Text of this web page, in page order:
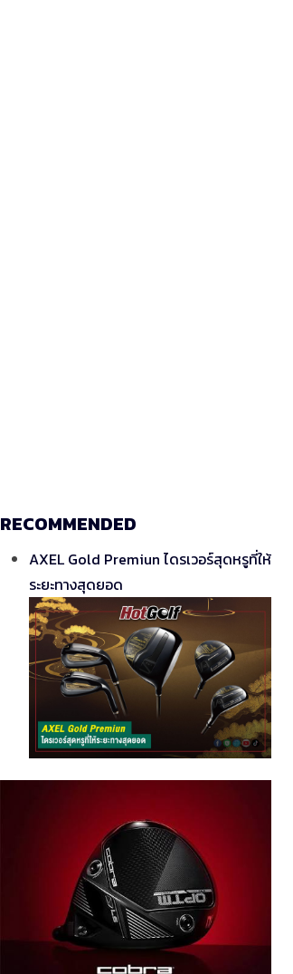
RECOMMENDED
AXEL Gold Premiun ไดรเวอร์สุดหรูที่ให้
ระยะทางสุดยอด